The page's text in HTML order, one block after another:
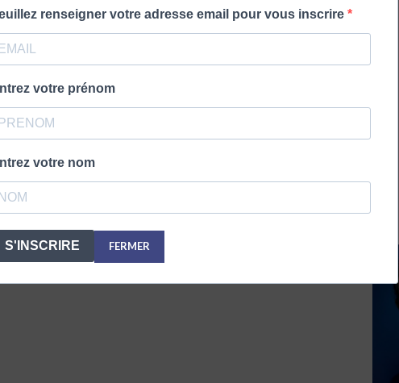
renseigner votre adresse email pour vous inscrire
votre prénom
votre nom
S'INSCRIRE FERMER